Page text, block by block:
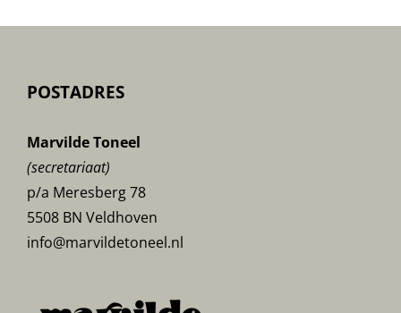
POSTADRES
Marvilde Toneel
(secretariaat)
p/a Meresberg 78
5508 BN Veldhoven
info@marvildetoneel.nl